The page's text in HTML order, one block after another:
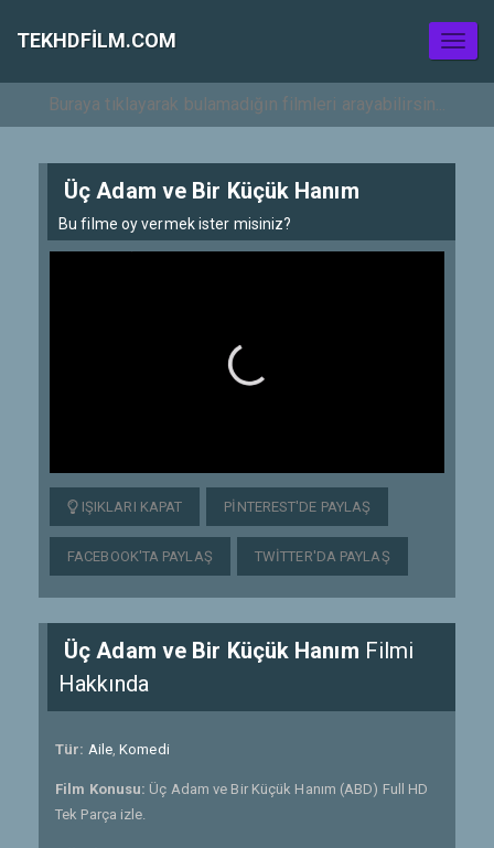
TEKHDFILM.COM
Üç Adam ve Bir Küçük Hanım
Bu filme oy vermek ister misiniz?
IŞIKLARI KAPAT PINTEREST'DE PAYLAŞ
FACEBOOK'TA PAYLAŞ TWITTER'DA PAYLAŞ
Üç Adam ve Bir Küçük Hanım Filmi
Hakkında
Tür: Aile,Komedi
Film Konusu: Üç Adam ve Bir Küçük Hanım (ABD) Full HD
Tek Parça izle.